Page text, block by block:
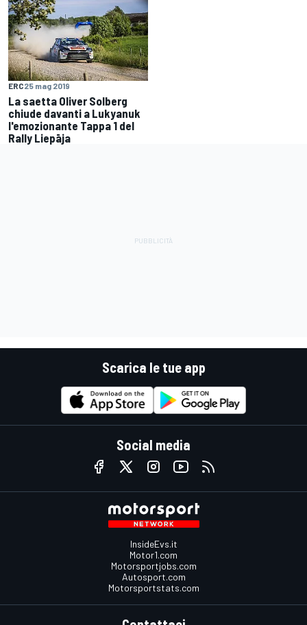
ERC25 mag 2019
La saetta Oliver Solberg
chiude davanti a Lukyanuk
l'emozionante Tappa 1 del
Rally Liepāja
Scarica le tue app
Social media
InsideEvs.it
Motor1.com
Motorsportjobs.com
Autosport.com
Motorsportstats.com